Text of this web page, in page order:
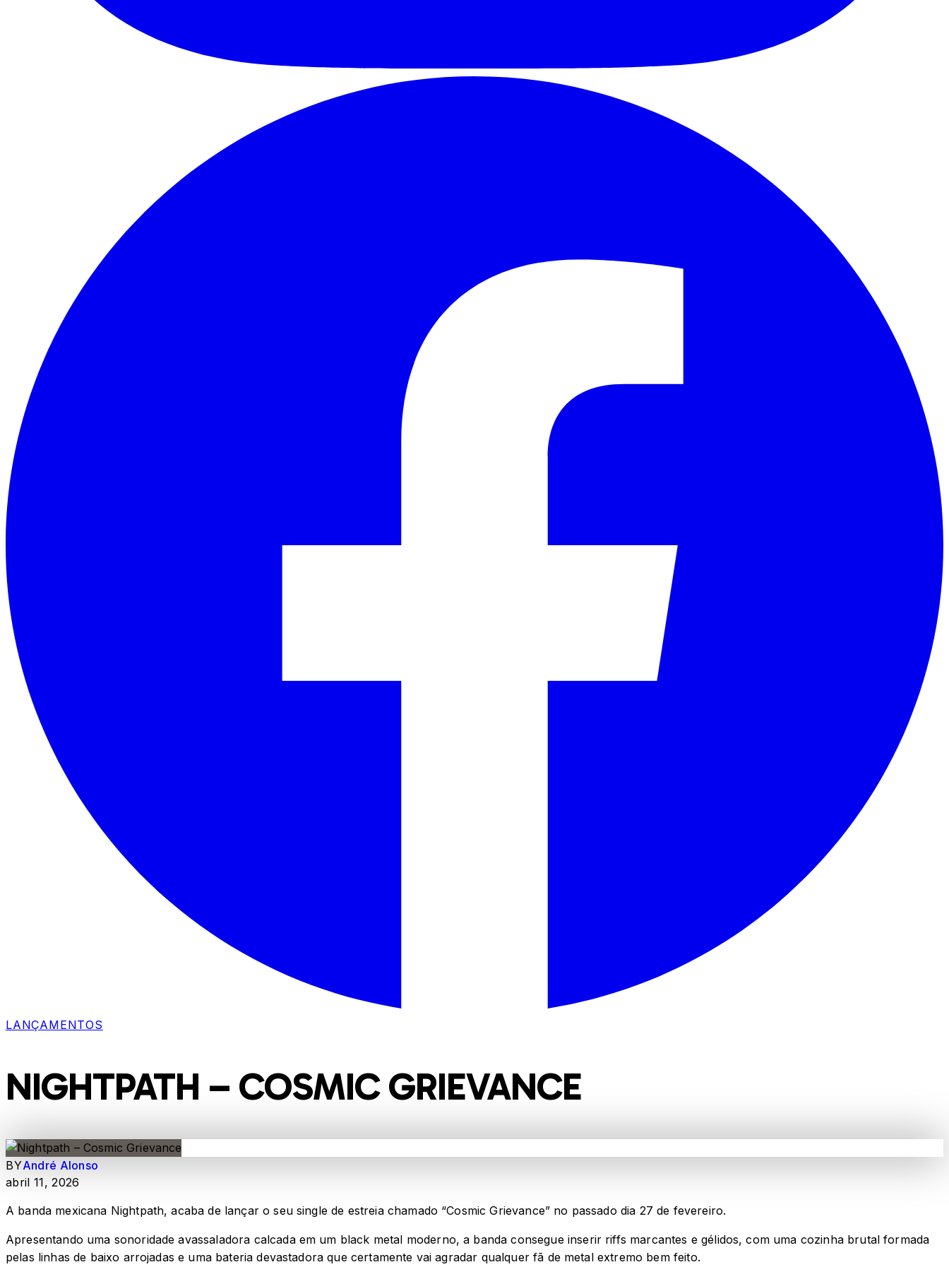
LANÇAMENTOS
NIGHTPATH – COSMIC GRIEVANCE
BYAndré Alonso
abril 11, 2026
A banda mexicana Nightpath, acaba de lançar o seu single de estreia chamado “Cosmic Grievance” no passado dia 27 de fevereiro.
Apresentando uma sonoridade avassaladora calcada em um black metal moderno, a banda consegue inserir riffs marcantes e gélidos, com uma cozinha brutal formada
pelas linhas de baixo arrojadas e uma bateria devastadora que certamente vai agradar qualquer fã de metal extremo bem feito.